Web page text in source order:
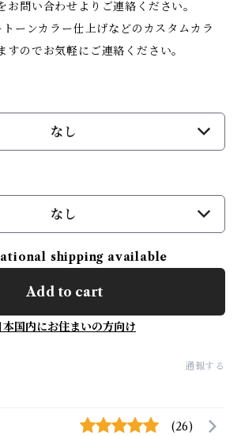
お問い合わせよりご連絡ください。
ーンカラー仕上げなどのカスタムカラ
すのでお気軽にご連絡ください。
なし
なし
shipping available
Add to cart
本国内にお住まいの方向け
通報する
(26)